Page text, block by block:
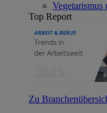
Vegetarismus
Top Report
Zu